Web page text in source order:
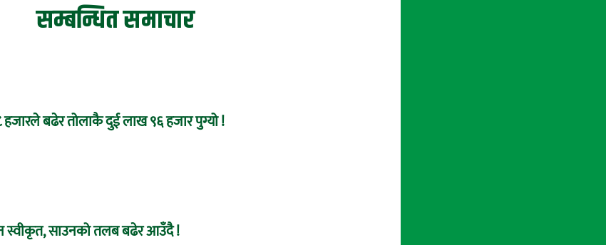
सम्बन्धित समाचार
बढेर तोलाकै दुई लाख ९६ हजार पुग्यो !
स्वीकृत, साउनको तलब बढेर आउँदै !